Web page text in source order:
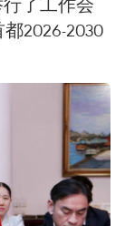
2026-2030